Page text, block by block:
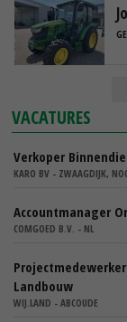
VACATURES
Verkoper
KARO BV - ZWAAGDIJK,
Accountmanager
COMGOED B.V. - NL
Landbouw
WIJ.LAND - ABCOUDE